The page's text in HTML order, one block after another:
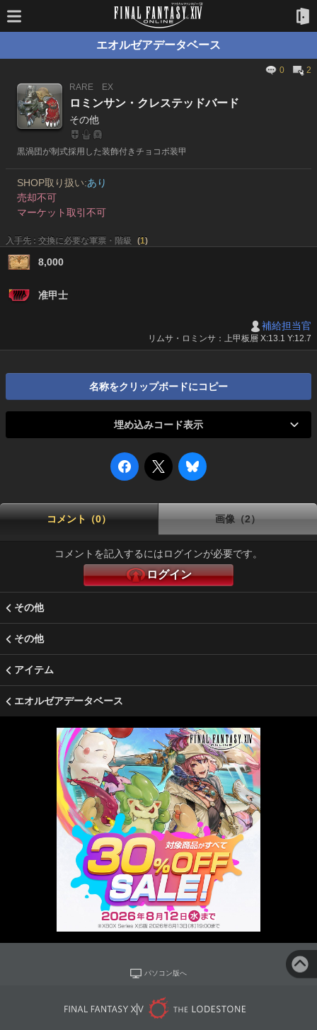
エオルゼアデータベース
0
2
RARE
EX
ロミンサン・クレステッドバード
その他
黒渦団が制式採用した装飾付きチョコボ装甲
SHOP取り扱い:あり
売却不可
マーケット取引不可
入手先 : 交換に必要な軍票・階級 (1)
8,000
准甲士
補給担当官
リムサ・ロミンサ：上甲板層 X:13.1 Y:12.7
名称をクリップボードにコピー
埋め込みコード表示
コメント（0） 画像（2）
コメントを記入するにはログインが必要です。
ログイン
その他
その他
アイテム
エオルゼアデータベース
パソコン版へ